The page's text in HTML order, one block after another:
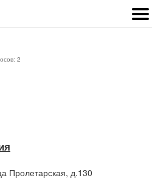
2
Пролетарская, д.130